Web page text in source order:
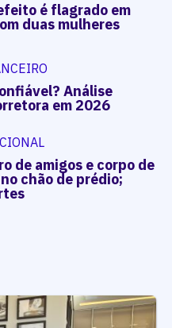
é flagrado em
duas mulheres
Análise
em 2026
de amigos e corpo de
chão de prédio;